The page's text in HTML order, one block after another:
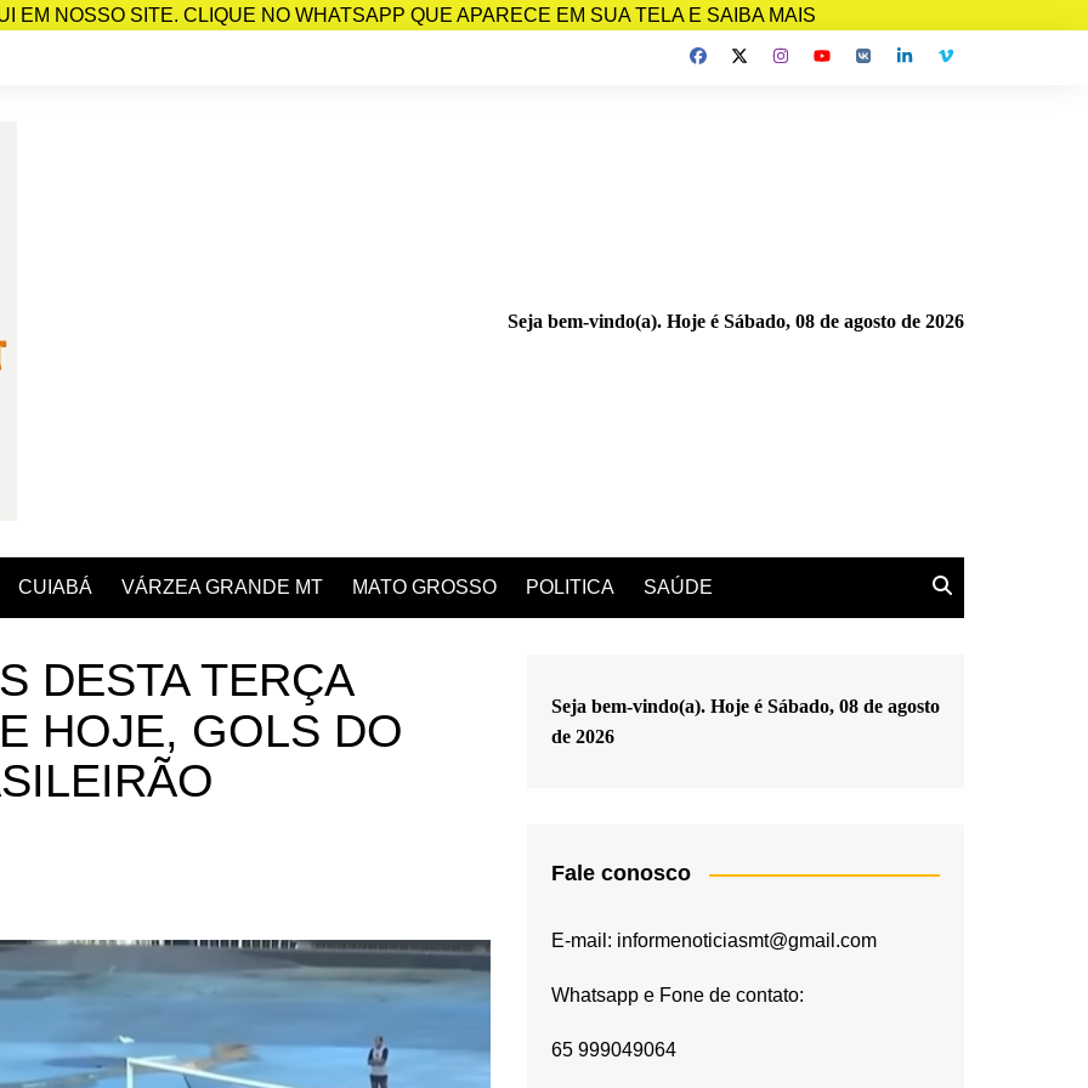
EM NOSSO SITE. CLIQUE NO WHATSAPP QUE APARECE EM SUA TELA E SAIBA MAIS
Seja bem-vindo(a). Hoje é Sábado, 08 de agosto de 2026
CUIABÁ VÁRZEA GRANDE MT MATO GROSSO POLITICA SAÚDE
DESTA TERÇA
HOJE, GOLS DO
Seja bem-vindo(a). Hoje é Sábado, 08 de agosto
de 2026
Fale conosco
E-mail: informenoticiasmt@gmail.com
Whatsapp e Fone de contato:
65 999049064